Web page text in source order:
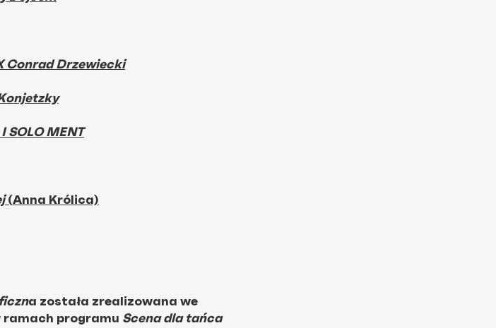
Conrad Drzewiecki
I SOLO MENT
(Anna Królica)
a została zrealizowana we
ramach programu Scena dla tańca